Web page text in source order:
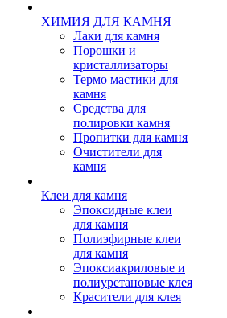
ХИМИЯ ДЛЯ КАМНЯ
Лаки для камня
Порошки и
кристаллизаторы
Термо мастики для
камня
Средства для
полировки камня
Пропитки для камня
Очистители для
камня
Клеи для камня
Эпоксидные клеи
для камня
Полиэфирные клеи
для камня
Эпоксиакриловые и
полиуретановые клея
Красители для клея